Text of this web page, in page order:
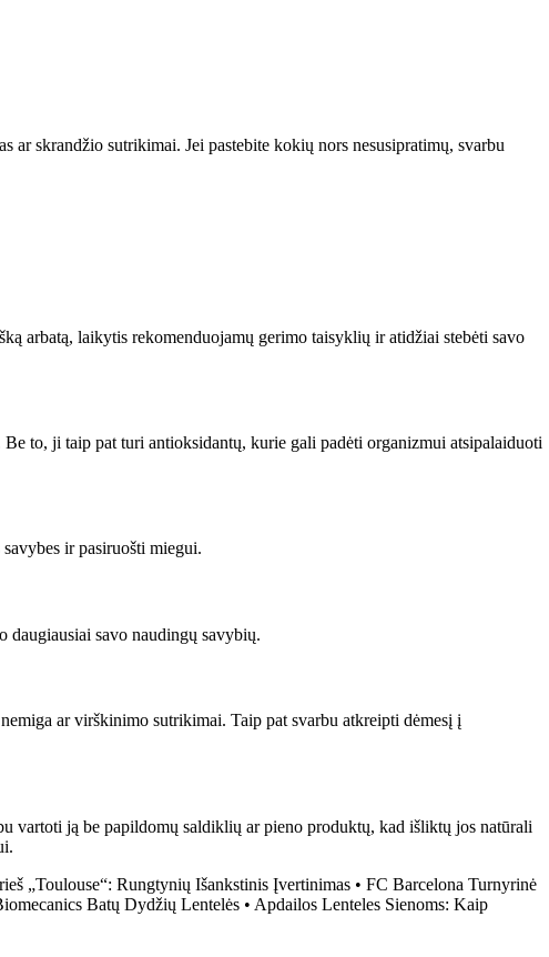
ar skrandžio sutrikimai. Jei pastebite kokių nors nesusipratimų, svarbu
arbatą, laikytis rekomenduojamų gerimo taisyklių ir atidžiai stebėti savo
to, ji taip pat turi antioksidantų, kurie gali padėti organizmui atsipalaiduoti
ir pasiruošti miegui.
daugiausiai savo naudingų savybių.
ar virškinimo sutrikimai. Taip pat svarbu atkreipti dėmesį į
vartoti ją be papildomų saldiklių ar pieno produktų, kad išliktų jos natūrali
„Toulouse“: Rungtynių Išankstinis Įvertinimas • FC Barcelona Turnyrinė
Batų Dydžių Lentelės • Apdailos Lenteles Sienoms: Kaip